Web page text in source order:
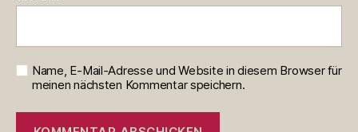
Name, E-Mail-Adresse und Website in diesem Browser für
meinen nächsten Kommentar speichern.